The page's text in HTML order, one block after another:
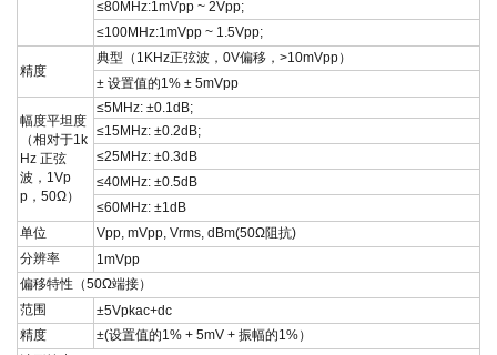
≤80MHz:1mVpp ~ 2Vpp;
≤100MHz:1mVpp ~ 1.5Vpp;
精度
典型（ 1KHz正弦波， 0V偏移， >10mVpp）
± 设置值的1% ± 5mVpp
幅度平坦度
（相对于1k
Hz 正弦
波， 1Vp
p ， 50Ω）
≤5MHz: ±0.1dB;
≤15MHz: ±0.2dB;
≤25MHz: ±0.3dB
≤40MHz: ±0.5dB
≤60MHz: ±1dB
单位
Vpp, mVpp, Vrms, dBm(50Ω阻抗)
分辨率
1mVpp
偏移特性（50Ω端接）
范围
±5Vpkac+dc
精度
±(设置值的1% + 5mV + 振幅的1%）